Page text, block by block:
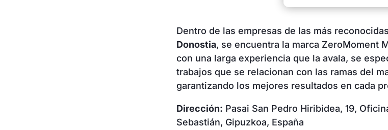
Dentro de las empresas de las más reconocidas
Donostia, se encuentra la marca ZeroMoment
con una larga experiencia que la avala, se
trabajos que se relacionan con las ramas del
garantizando los mejores resultados en cada
Dirección: Pasai San Pedro Hiribidea, 19,
Sebastián, Gipuzkoa, España